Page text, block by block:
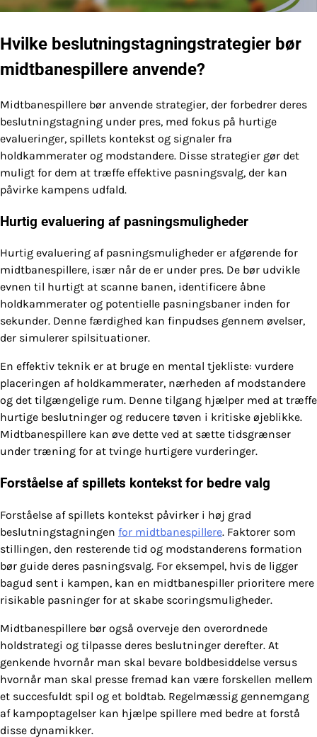
Hvilke beslutningstagningstrategier bør
midtbanespillere anvende?
Midtbanespillere bør anvende strategier, der forbedrer deres
beslutningstagning under pres, med fokus på hurtige
evalueringer, spillets kontekst og signaler fra
holdkammerater og modstandere. Disse strategier gør det
muligt for dem at træffe effektive pasningsvalg, der kan
påvirke kampens udfald.
Hurtig evaluering af pasningsmuligheder
Hurtig evaluering af pasningsmuligheder er afgørende for
midtbanespillere, især når de er under pres. De bør udvikle
evnen til hurtigt at scanne banen, identificere åbne
holdkammerater og potentielle pasningsbaner inden for
sekunder. Denne færdighed kan finpudses gennem øvelser,
der simulerer spilsituationer.
En effektiv teknik er at bruge en mental tjekliste: vurdere
placeringen af holdkammerater, nærheden af modstandere
og det tilgængelige rum. Denne tilgang hjælper med at træffe
hurtige beslutninger og reducere tøven i kritiske øjeblikke.
Midtbanespillere kan øve dette ved at sætte tidsgrænser
under træning for at tvinge hurtigere vurderinger.
Forståelse af spillets kontekst for bedre valg
Forståelse af spillets kontekst påvirker i høj grad
beslutningstagningen for midtbanespillere. Faktorer som
stillingen, den resterende tid og modstanderens formation
bør guide deres pasningsvalg. For eksempel, hvis de ligger
bagud sent i kampen, kan en midtbanespiller prioritere mere
risikable pasninger for at skabe scoringsmuligheder.
Midtbanespillere bør også overveje den overordnede
holdstrategi og tilpasse deres beslutninger derefter. At
genkende hvornår man skal bevare boldbesiddelse versus
hvornår man skal presse fremad kan være forskellen mellem
et succesfuldt spil og et boldtab. Regelmæssig gennemgang
af kampoptagelser kan hjælpe spillere med bedre at forstå
disse dynamikker.